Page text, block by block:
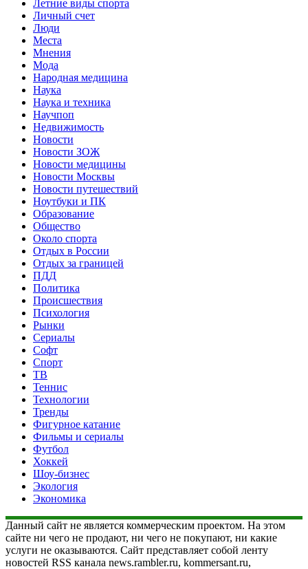
Летние виды спорта
Личный счет
Люди
Места
Мнения
Мода
Народная медицина
Наука
Наука и техника
Научпоп
Недвижимость
Новости
Новости ЗОЖ
Новости медицины
Новости Москвы
Новости путешествий
Ноутбуки и ПК
Образование
Общество
Около спорта
Отдых в России
Отдых за границей
ПДД
Политика
Происшествия
Психология
Рынки
Сериалы
Софт
Спорт
ТВ
Теннис
Технологии
Тренды
Фигурное катание
Фильмы и сериалы
Футбол
Хоккей
Шоу-бизнес
Экология
Экономика
Данный сайт не является коммерческим проектом. На этом
сайте ни чего не продают, ни чего не покупают, ни какие
услуги не оказываются. Сайт представляет собой ленту
новостей RSS канала news.rambler.ru, kommersant.ru,